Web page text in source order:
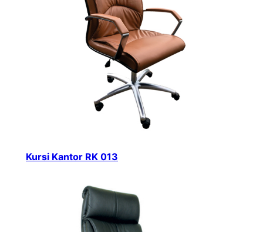
Kursi Kantor RK 013